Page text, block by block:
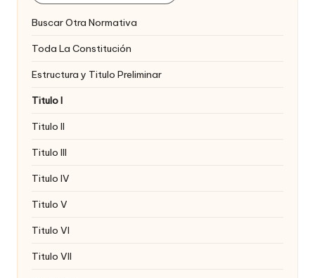
Buscar Otra Normativa
Toda La Constitución
Estructura y Titulo Preliminar
Titulo I
Titulo II
Titulo III
Titulo IV
Titulo V
Titulo VI
Titulo VII